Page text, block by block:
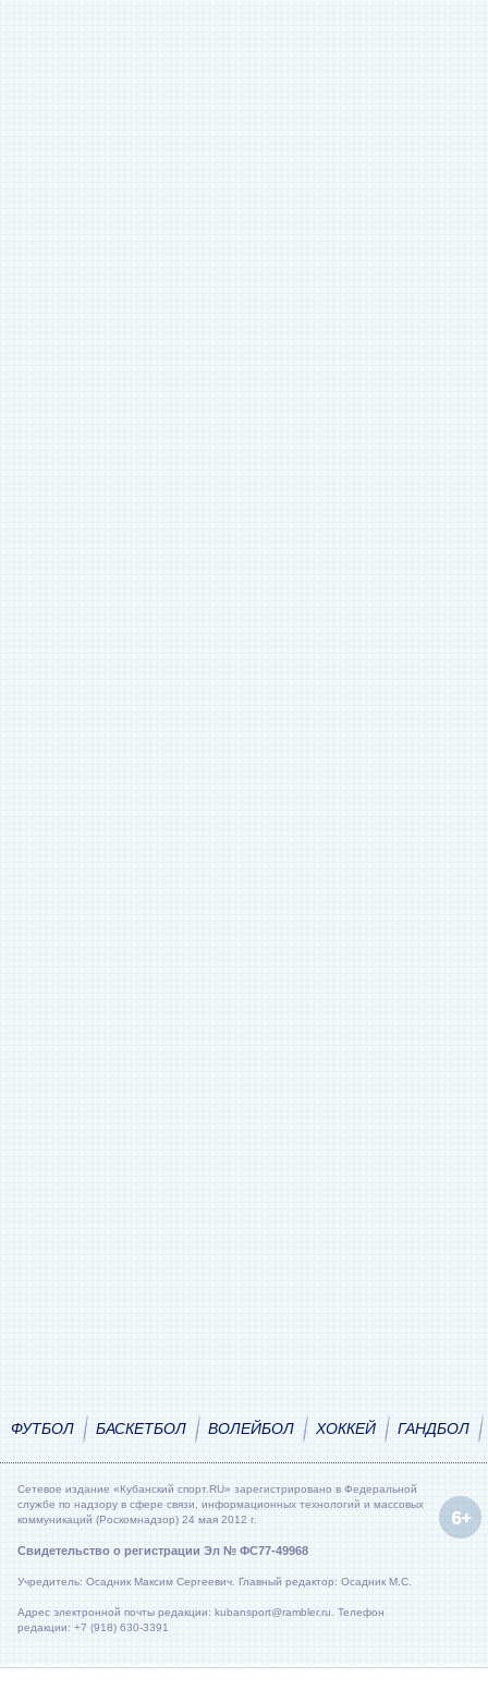
ФУТБОЛ БАСКЕТБОЛ ВОЛЕЙБОЛ ХОККЕЙ ГАНДБОЛ
Сетевое издание «Кубанский спорт.RU» зарегистрировано в Федеральной
службе по надзору в сфере связи, информационных технологий и массовых
коммуникаций (Роскомнадзор) 24 мая 2012 г.
Свидетельство о регистрации Эл № ФС77-49968
Учредитель: Осадник Максим Сергеевич. Главный редактор: Осадник М.С.
Адрес электронной почты редакции: kubansport@rambler.ru. Телефон
редакции: +7 (918) 630-3391